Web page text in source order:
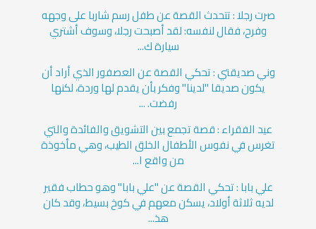
صرت رجلا : تتحدث القصة عن طفل رسم شاربا على وجهه
وفرح، فقال لنفسه: لقد أصبحت رجلا، وسوف أشتري
سيارة ك...
وني صديقتي : تحكي القصة عن العصفور الذي أراد أن
يكون صديقا "لدينا" وفكر بأن يقدم لها وردة، لكنها
رفضت. ...
عيد الفقراء : قصة تجمع بين التشويق والفائدة والتي
تغرس في نفوس الأطفال الخلق الطيب، وهي مأخوذة
من واقع ا...
علي بابا : تحكي القصة عن "علي بابا" وهو حطاب فقير
لديه ثلاثة أولاد، يسكن معهم في كوخ بسيط، وقد كان
هذ...